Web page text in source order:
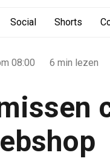
Social Shorts
08:00 6 min lezen